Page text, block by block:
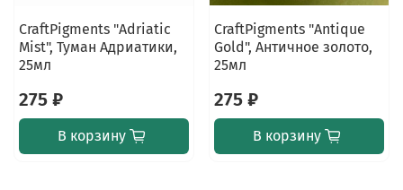
CraftPigments "Adriatic
Mist", Туман Адриатики,
25мл
275 ₽
В корзину
CraftPigments "Antique
Gold", Античное золото,
25мл
275 ₽
В корзину